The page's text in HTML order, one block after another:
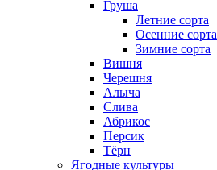
Груша
Летние сорта
Осенние сорта
Зимние сорта
Вишня
Черешня
Алыча
Слива
Абрикос
Персик
Тёрн
Ягодные культуры